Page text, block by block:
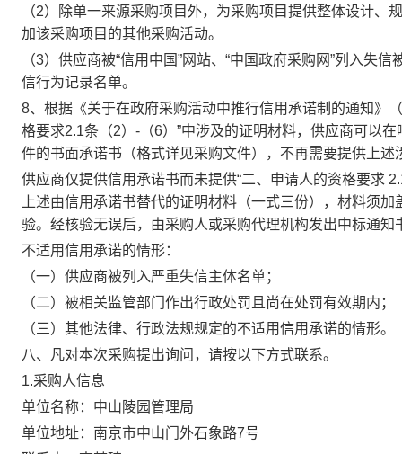
（2）除单一来源采购项目外，为采购项目提供整体设计、
加该采购项目的其他采购活动。
（3）供应商被“信用中国”网站、“中国政府采购网”列入失
信行为记录名单。
8、根据《关于在政府采购活动中推行信用承诺制的通知》
格要求2.1条（2） - （6）”中涉及的证明材料，供应商可以
件的书面承诺书（格式详见采购文件），不再需要提供上述
供应商仅提供信用承诺书而未提供“二、申请人的资格要求
上述由信用承诺书替代的证明材料（一式三份），材料须
验。经核验无误后，由采购人或采购代理机构发出中标通知
不适用信用承诺的情形：
（一）供应商被列入严重失信主体名单；
（二）被相关监管部门作出行政处罚且尚在处罚有效期内；
（三）其他法律、行政法规规定的不适用信用承诺的情形。
八、凡对本次采购提出询问，请按以下方式联系。
1.采购人信息
单位名称：中山陵园管理局
单位地址：南京市中山门外石象路7号